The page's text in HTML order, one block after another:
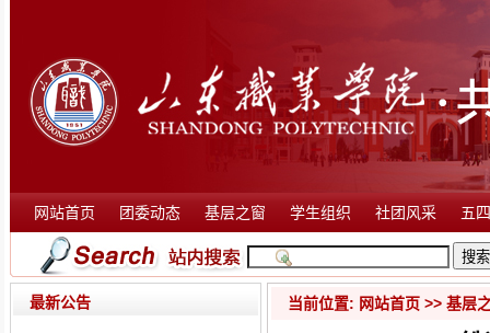
网站首页 团委动态 基层之窗 学生组织 社团风采 五
最新公告 当前位置: 网站首页 >> 基层